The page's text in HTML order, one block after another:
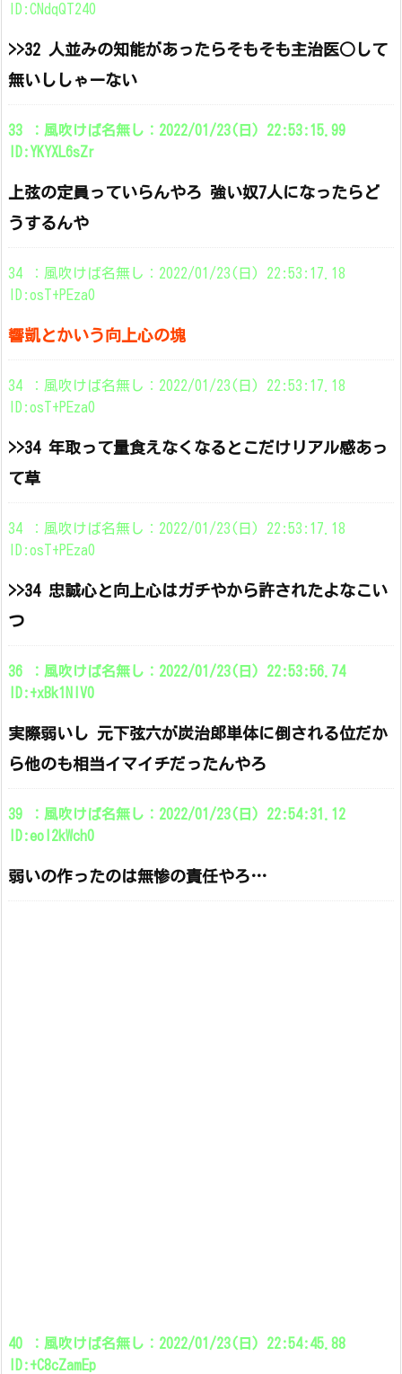
ID:CNdqQT240
>>32 人並みの知能があったらそもそも主治医○して
無いししゃーない
33 ：風吹けば名無し：2022/01/23(日) 22:53:15.99
ID:YKYXL6sZr
上弦の定員っていらんやろ 強い奴7人になったらど
うするんや
34 ：風吹けば名無し：2022/01/23(日) 22:53:17.18
ID:osT+PEza0
響凱とかいう向上心の塊
34 ：風吹けば名無し：2022/01/23(日) 22:53:17.18
ID:osT+PEza0
>>34 年取って量食えなくなるとこだけリアル感あっ
て草
34 ：風吹けば名無し：2022/01/23(日) 22:53:17.18
ID:osT+PEza0
>>34 忠誠心と向上心はガチやから許されたよなこい
つ
36 ：風吹けば名無し：2022/01/23(日) 22:53:56.74
ID:+xBk1NIV0
実際弱いし 元下弦六が炭治郎単体に倒される位だか
ら他のも相当イマイチだったんやろ
39 ：風吹けば名無し：2022/01/23(日) 22:54:31.12
ID:eol2kWch0
弱いの作ったのは無惨の責任やろ…
40 ：風吹けば名無し：2022/01/23(日) 22:54:45.88
ID:+C8cZamEp